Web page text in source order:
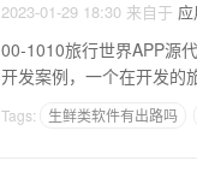
2023-01-29 18:30 来自于
00-1010旅行世界APP源
开发案例，一个在开发的
Tags: 生鲜类软件有出路吗